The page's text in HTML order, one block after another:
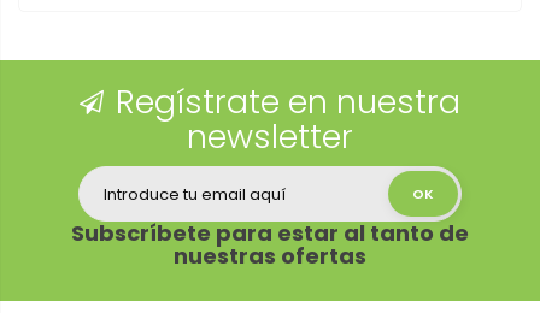
Regístrate en nuestra
newsletter
Subscríbete para estar al tanto de
nuestras ofertas